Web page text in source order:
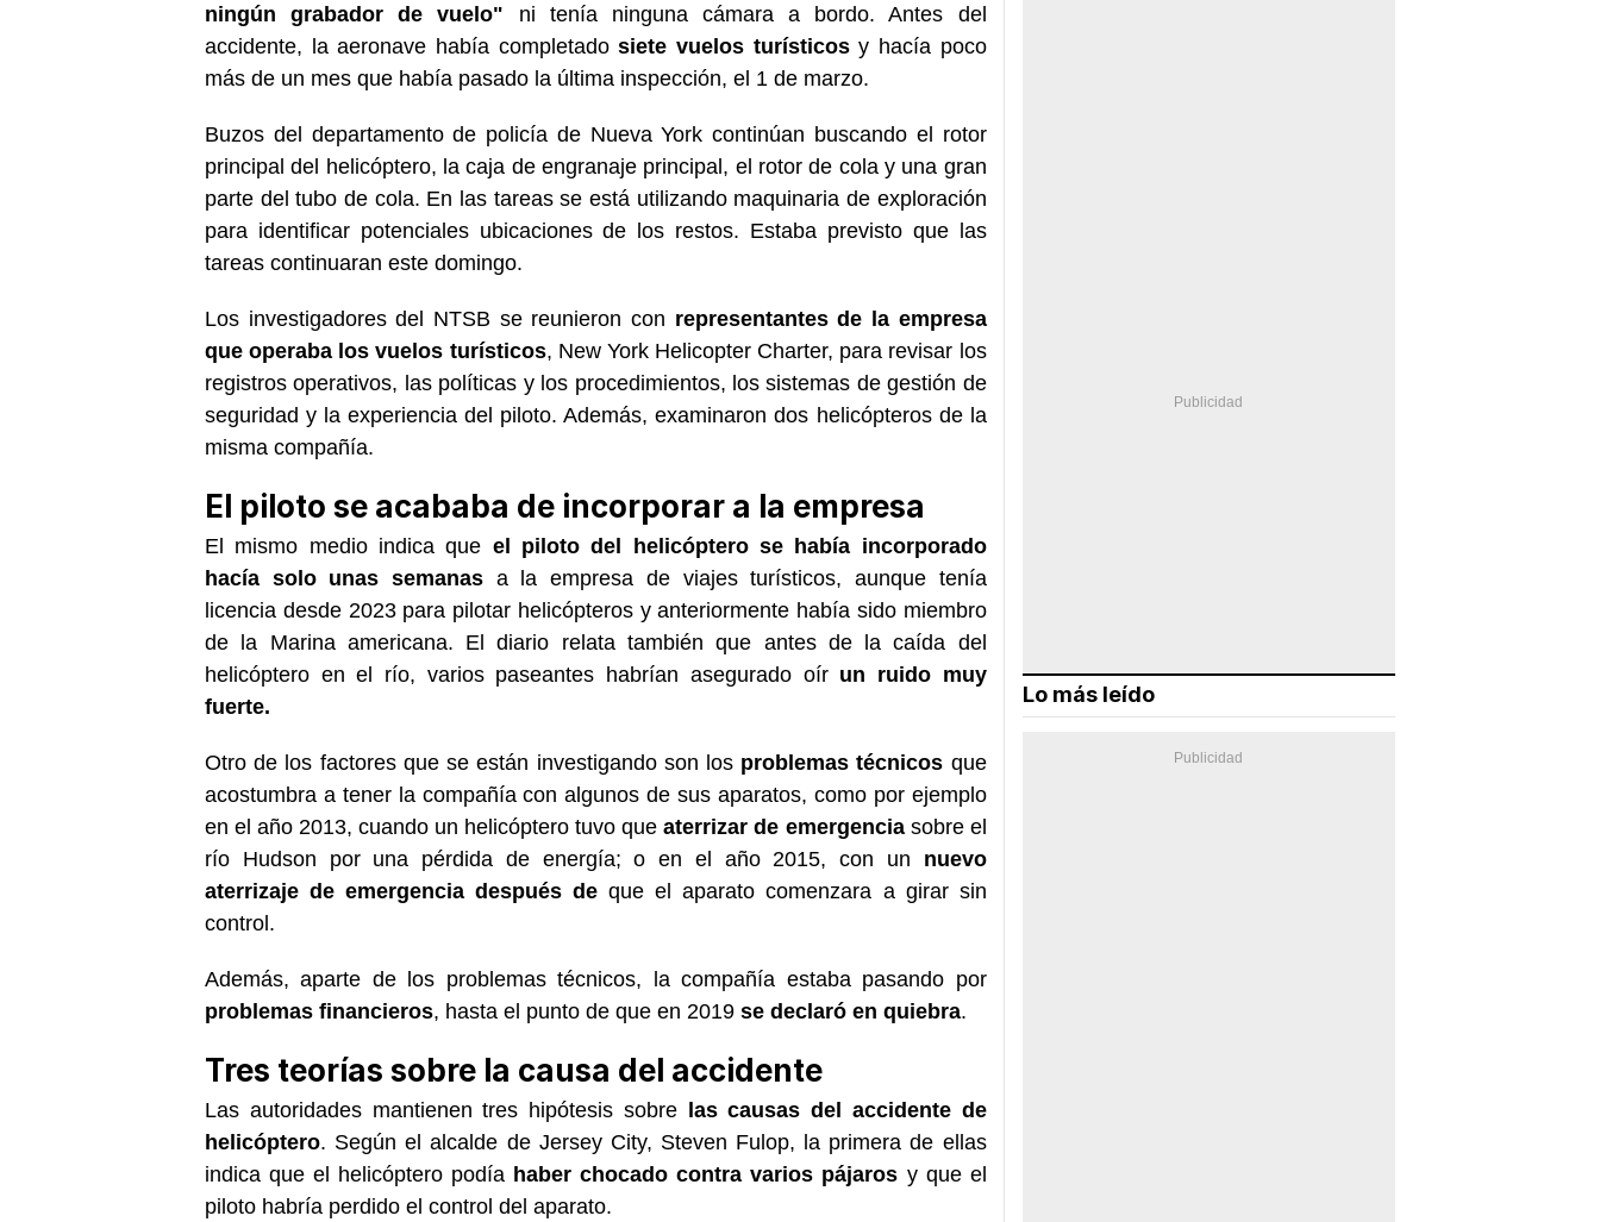
ningún grabador de vuelo" ni tenía ninguna cámara a bordo. Antes del
accidente, la aeronave había completadosiete vuelos turísticosy hacía poco
más de un mes que había pasado la última inspección, el 1 de marzo.
Buzos del departamento de policía de Nueva York continúan buscando el rotor
principal del helicóptero, la caja de engranaje principal, el rotor de cola y una gran
parte del tubo de cola. En las tareas se está utilizando maquinaria de exploración
para identificar potenciales ubicaciones de los restos. Estaba previsto que las
tareas continuaran este domingo.
Los investigadores del NTSB se reunieron con representantes de la empresa
que operaba los vuelos turísticos, New York Helicopter Charter, para revisar los
registros operativos, las políticas y los procedimientos, los sistemas de gestión de
seguridad y la experiencia del piloto. Además, examinaron dos helicópteros de la
misma compañía.
El piloto se acababa de incorporar a la empresa
El mismo medio indica que el piloto del helicóptero se había incorporado
hacía solo unas semanas a la empresa de viajes turísticos, aunque tenía
licencia desde 2023 para pilotar helicópteros y anteriormente había sido miembro
de la Marina americana. El diario relata también que antes de la caída del
helicóptero en el río, varios paseantes habrían asegurado oír un ruido muy
fuerte.
Otro de los factores que se están investigando son los problemas técnicos que
acostumbra a tener la compañía con algunos de sus aparatos, como por ejemplo
en el año 2013, cuando un helicóptero tuvo queaterrizar de emergenciasobre el
río Hudson por una pérdida de energía; o en el año 2015, con un nuevo
aterrizaje de emergencia después de que el aparato comenzara a girar sin
control.
Además, aparte de los problemas técnicos, la compañía estaba pasando por
problemas financieros, hasta el punto de que en 2019 se declaró en quiebra.
Tres teorías sobre la causa del accidente
Las autoridades mantienen tres hipótesis sobre las causas del accidente de
helicóptero. Según el alcalde de Jersey City, Steven Fulop, la primera de ellas
indica que el helicóptero podía haber chocado contra varios pájaros y que el
piloto habría perdido el control del aparato.
Lo más leído